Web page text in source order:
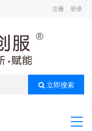
注册 登录
立即搜索